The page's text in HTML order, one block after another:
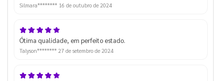
Silmara******** 16 de outubro de 2024
Ótima qualidade, em perfeito estado.
Talyson******** 27 de setembro de 2024